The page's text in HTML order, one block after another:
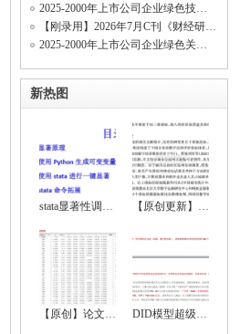
2025-2000年上市公司企业绿色技术多元化数据、绿色知识多元化数据
【刚录用】2026年7月C刊《财经研究》投稿经验及录用流程
2025-2000年上市公司企业绿色关键核心技术创新速度数据、关键核心技术绿色创新专利数
新热图
stata显著性调节、显著性符号调节、回归显 【原创更新】2024-2000年地级市数字经济综
【原创】论文实证全流程超详细资料（数据处 DID模型超级大全（双重差分法、政策评估）